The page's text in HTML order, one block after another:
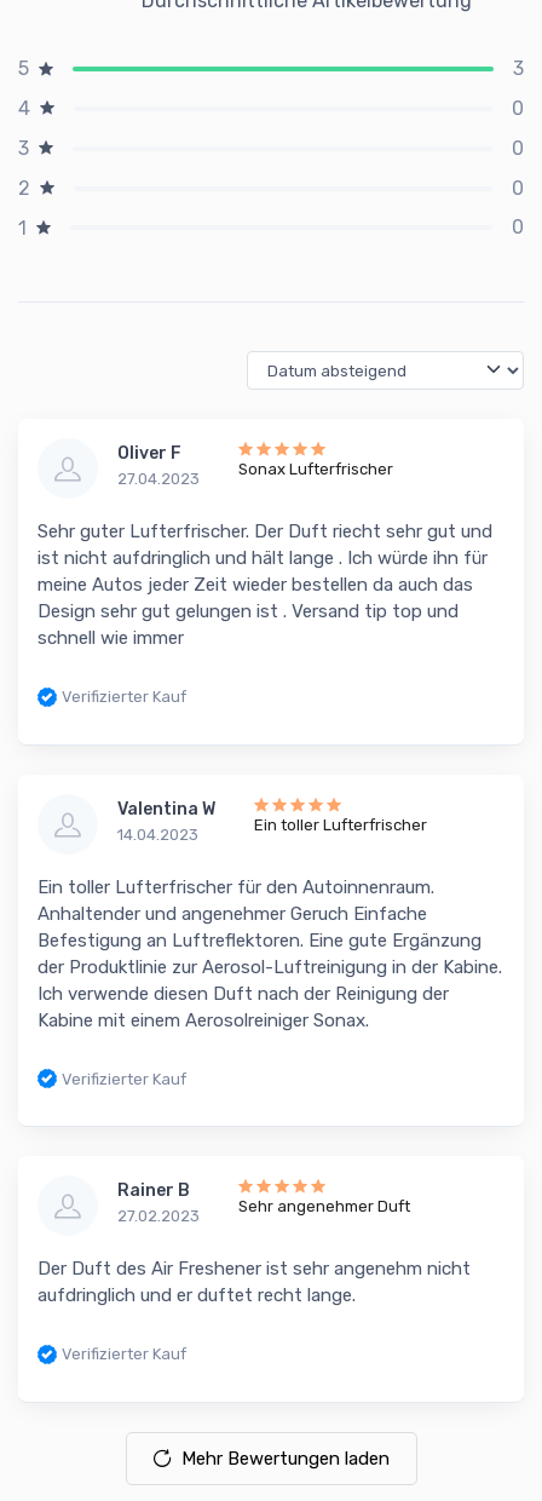
5
3
4
0
3
0
2
0
1
0
Oliver F
27.04.2023
Sonax Lufterfrischer
Sehr guter Lufterfrischer. Der Duft riecht sehr gut und
ist nicht aufdringlich und hält lange . Ich würde ihn für
meine Autos jeder Zeit wieder bestellen da auch das
Design sehr gut gelungen ist . Versand tip top und
schnell wie immer
Verifizierter Kauf
Valentina W
14.04.2023
Ein toller Lufterfrischer
Ein toller Lufterfrischer für den Autoinnenraum.
Anhaltender und angenehmer Geruch Einfache
Befestigung an Luftreflektoren. Eine gute Ergänzung
der Produktlinie zur Aerosol-Luftreinigung in der Kabine.
Ich verwende diesen Duft nach der Reinigung der
Kabine mit einem Aerosolreiniger Sonax.
Verifizierter Kauf
Rainer B
27.02.2023
Sehr angenehmer Duft
Der Duft des Air Freshener ist sehr angenehm nicht
aufdringlich und er duftet recht lange.
Verifizierter Kauf
Mehr Bewertungen laden